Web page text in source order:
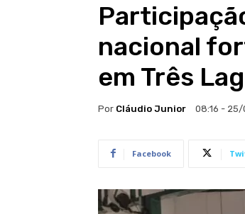
nacional
em Três
Por Cláudio Junior 08:16 -
Facebook